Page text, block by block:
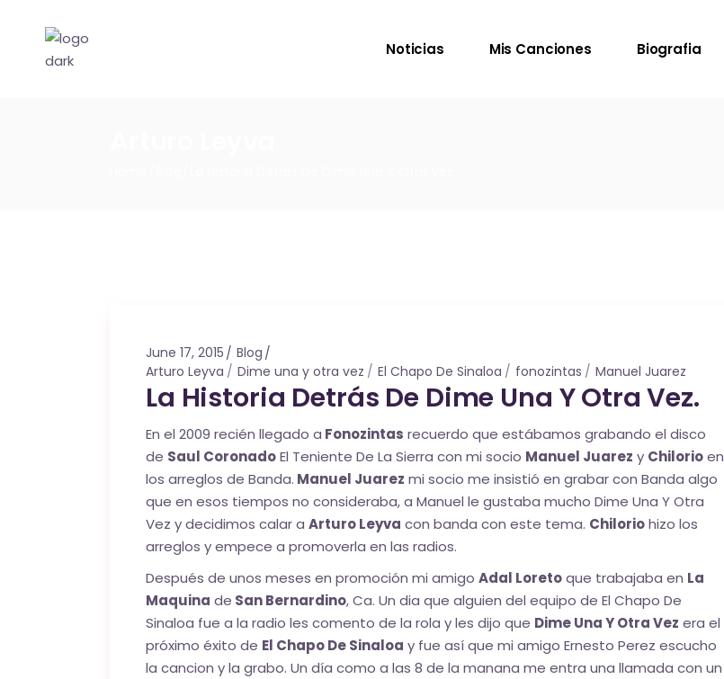
Noticias Mis Canciones Biografia
June 17, 2015
Blog
Arturo Leyva
Dime una y otra vez El Chapo De Sinaloa fonozintas Manuel Juarez
La Historia Detrás De Dime Una Y Otra Vez.
En el 2009 recién llegado a Fonozintas recuerdo que estábamos grabando el disco
de Saul CoronadoEl Teniente De La Sierra con mi socio Manuel Juarez y Chilorioen
los arreglos de Banda. Manuel Juarez mi socio me insistió en grabar con Banda algo
que en esos tiempos no consideraba, a Manuel le gustaba mucho Dime Una Y Otra
Vez y decidimos calar a Arturo Leyva con banda con este tema. Chiloriohizo los
arreglos y empece a promoverla en las radios.
Después de unos meses en promoción mi amigo Adal Loretoque trabajaba en La
Maquina de San Bernardino, Ca. Un dia que alguien del equipo de El Chapo De
Sinaloa fue a la radio les comento de la rola y les dijo que Dime Una Y Otra Vez era el
próximo éxito de El Chapo De Sinaloa y fue así que mi amigo Ernesto Perez escucho
la cancion y la grabo. Un día como a las 8 de la manana me entra una llamada con un